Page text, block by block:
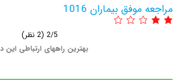
بیماران 1016
بهترین راههای ارتباطی این دکتر